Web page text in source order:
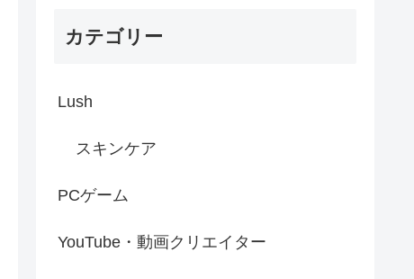
カテゴリー
Lush
スキンケア
PCゲーム
YouTube・動画クリエイター